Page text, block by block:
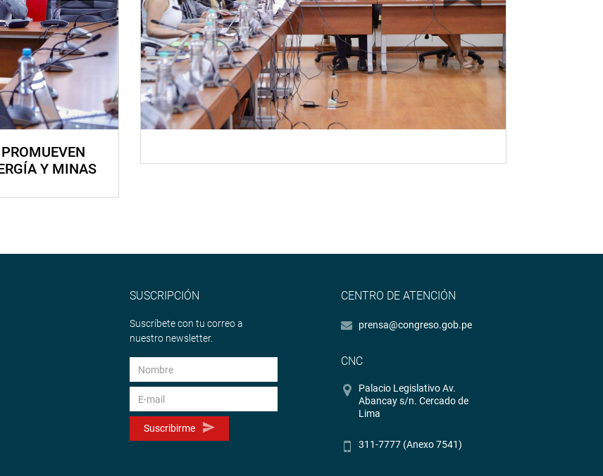
Y MINAS
SUSCRIPCIÓN
Suscríbete con tu correo a
nuestro newsletter.
Suscribirme
CENTRO DE ATENCIÓN
prensa@congreso.gob.pe
CNC
Palacio Legislativo Av.
Abancay s/n. Cercado de
Lima
311-7777 (Anexo 7541)